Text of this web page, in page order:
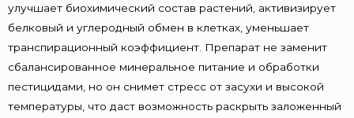
улучшает биохимический состав растений, активизирует
белковый и углеродный обмен в клетках, уменьшает
транспирационный коэффициент. Препарат не заменит
сбалансированное минеральное питание и обработки
пестицидами, но он снимет стресс от засухи и высокой
температуры, что даст возможность раскрыть заложенный